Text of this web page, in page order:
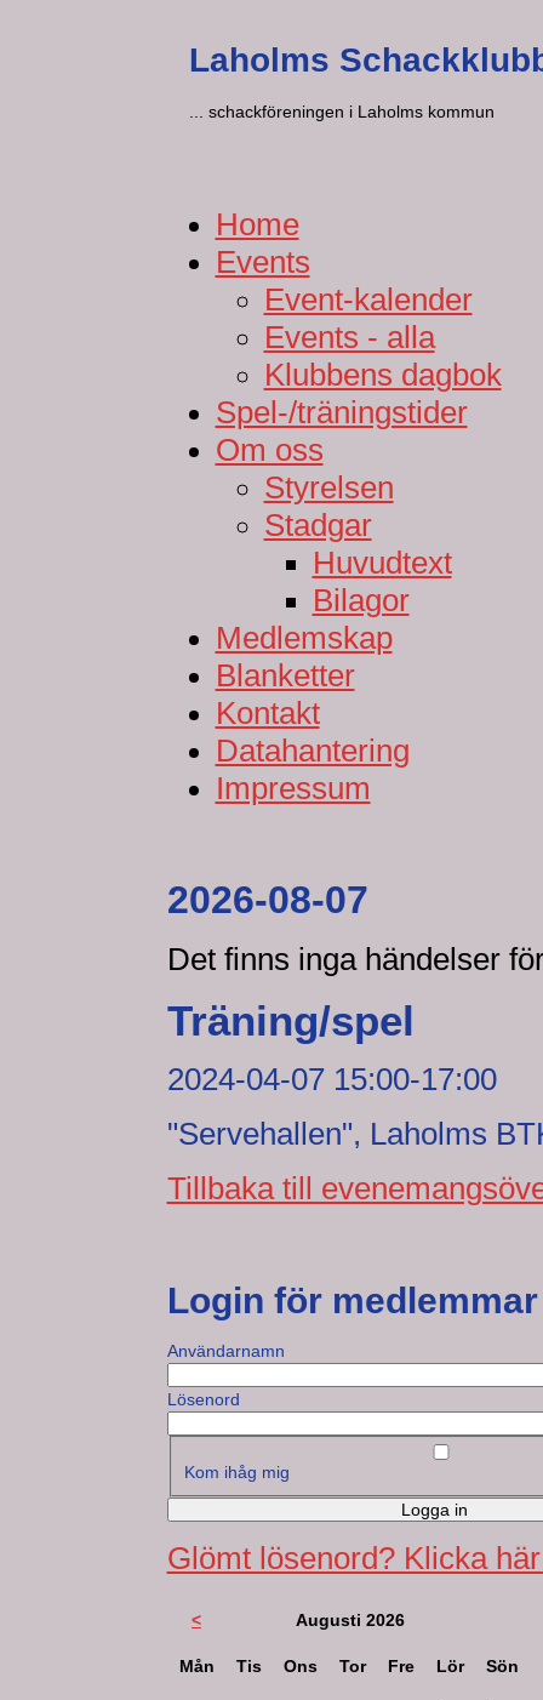
Laholms
... schackföreningen i Laholms kommun
Home
Events
Event-kalender
Events - alla
Klubbens dagbok
Spel-/träningstider
Om oss
Styrelsen
Stadgar
Huvudtext
Bilagor
Medlemskap
Blanketter
Kontakt
Datahantering
Impressum
2026-08-07
Det finns inga händelser
Träning/spel
2024-04-07 15:00-17:00
"Servehallen", Laholms
Tillbaka till
Login för medlemmar
Användarnamn
Lösenord
Kom ihåg mig
Logga in
Glömt lösenord? Klicka
< Augusti 2026
Mån Tis Ons Tor Fre Lör Sön